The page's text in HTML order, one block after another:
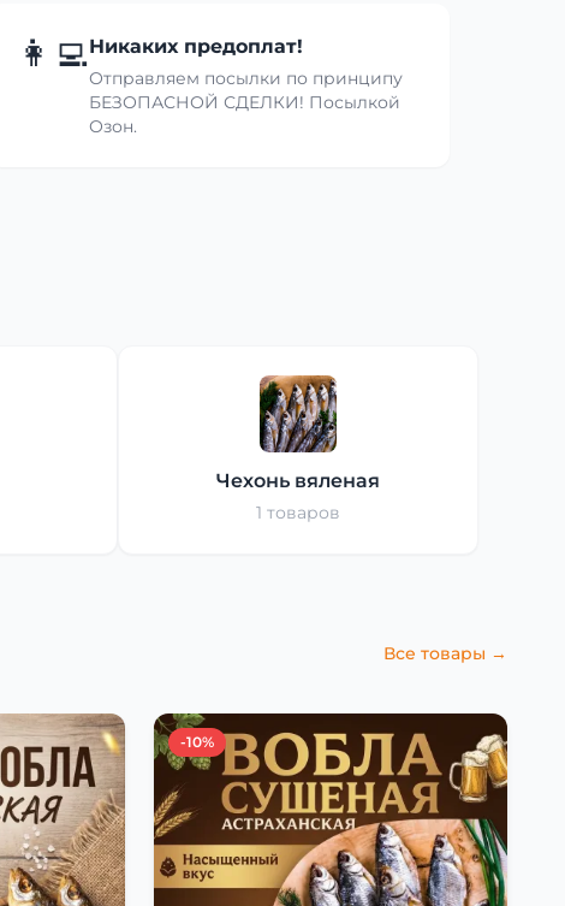
👩‍💻Никаких предоплат!
Отправляем посылки по принципу
БЕЗОПАСНОЙ СДЕЛКИ! Посылкой
Озон.
Чехонь вяленая
1 товаров
Все товары →
-10%